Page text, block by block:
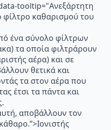
tooltip="Ανεξάρτητη
καθαρισμού του
ένα σύνολο φίλτρων
τα οποία φιλτράρουν
αέρα) και σε
θετικά και
τα στον αέρα που
έτσι τα πάντα και
αποβάλλουν τον